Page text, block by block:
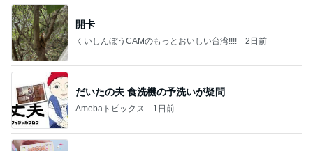
開卡
くいしんぼうCAMのもっとおいしい台湾!!!! 2日前
だいたの夫 食洗機の予洗いが疑問
Amebaトピックス 1日前